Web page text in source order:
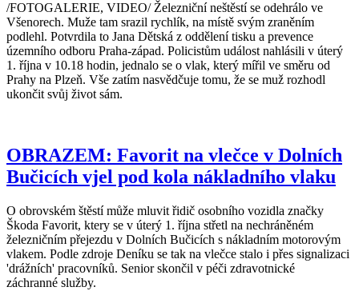
/FOTOGALERIE, VIDEO/ Železniční neštěstí se odehrálo ve
Všenorech. Muže tam srazil rychlík, na místě svým zraněním
podlehl. Potvrdila to Jana Dětská z oddělení tisku a prevence
územního odboru Praha-západ. Policistům událost nahlásili v úterý
1. října v 10.18 hodin, jednalo se o vlak, který mířil ve směru od
Prahy na Plzeň. Vše zatím nasvědčuje tomu, že se muž rozhodl
ukončit svůj život sám.
OBRAZEM: Favorit na vlečce v Dolních
Bučicích vjel pod kola nákladního vlaku
O obrovském štěstí může mluvit řidič osobního vozidla značky
Škoda Favorit, ktery se v úterý 1. října střetl na nechráněném
železničním přejezdu v Dolních Bučicích s nákladním motorovým
vlakem. Podle zdroje Deníku se tak na vlečce stalo i přes signalizaci
'drážních' pracovníků. Senior skončil v péči zdravotnické
záchranné služby.